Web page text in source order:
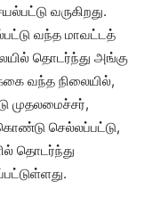
வருகிறது.
வந்த மாவட்டத்
தொடர்ந்து அங்கு
வந்த நிலையில்,
முதலமைச்சர்,
செல்லப்பட்டு,
தொடர்ந்து